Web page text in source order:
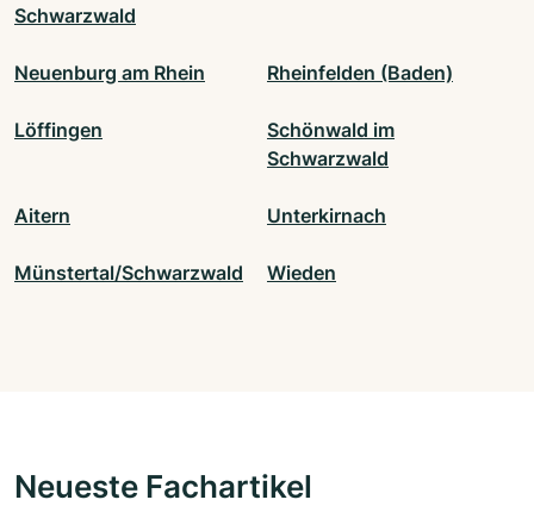
Schwarzwald
Neuenburg am Rhein Rheinfelden (Baden)
Löffingen
Schönwald im
Schwarzwald
Aitern Unterkirnach
Münstertal/Schwarzwald Wieden
Neueste Fachartikel